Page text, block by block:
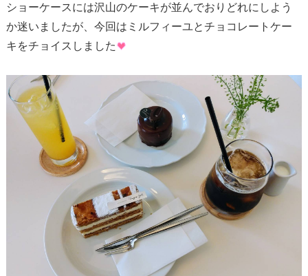
ショーケースには沢山のケーキが並んでおりどれにしよう
か迷いましたが、今回はミルフィーユとチョコレートケー
キをチョイスしました